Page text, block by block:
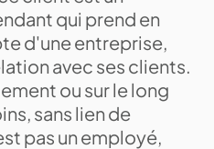
qui prend en
d'une entreprise,
avec ses clients.
ou sur le long
sans lien de
pas un employé,